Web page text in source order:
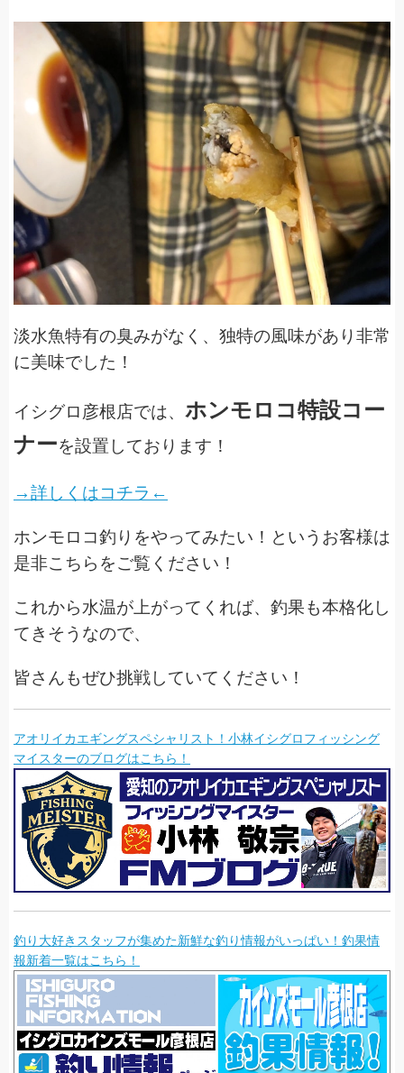
淡水魚特有の臭みがなく、独特の風味があり非常
に美味でした！
イシグロ彦根店では、 ホンモロコ特設コー
ナーを設置しております！
→詳しくはコチラ←
ホンモロコ釣りをやってみたい！というお客様は
是非こちらをご覧ください！
これから水温が上がってくれば、釣果も本格化し
てきそうなので、
皆さんもぜひ挑戦していてください！
アオリイカエギングスペシャリスト！小林イシグロフィッシング
マイスターのブログはこちら！
釣り大好きスタッフが集めた新鮮な釣り情報がいっぱい！釣果情
報新着一覧はこちら！